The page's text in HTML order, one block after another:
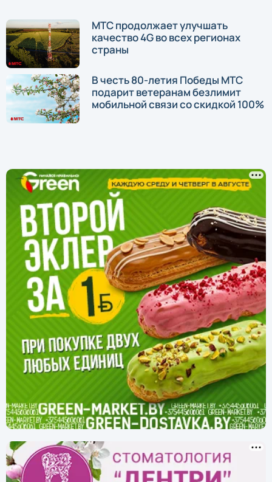
МТС продолжает улучшать
качество 4G во всех регионах
страны
В честь 80-летия Победы МТС
подарит ветеранам безлимит
мобильной связи со скидкой 100%